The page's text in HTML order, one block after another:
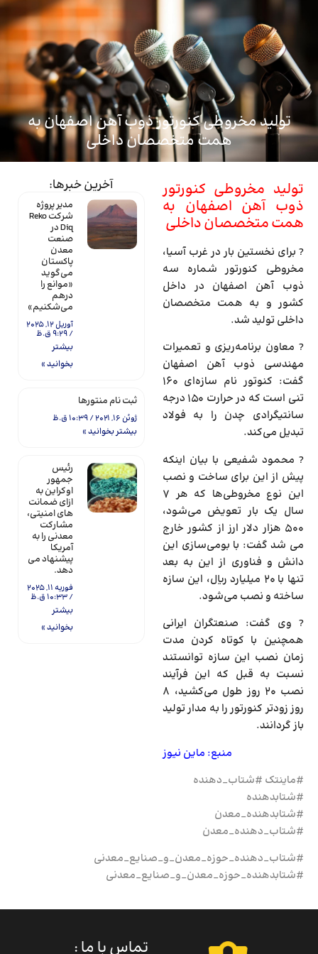
ماینتک
تولید مخروطی کنورتور ذوب آهن اصفهان به
همت متخصصان داخلی
آخرین خبرها:
مدیر پروژه
شرکت Reko
Diq در
صنعت
معدن
پاکستان
می‌گوید
«موانع را
درهم
می‌شکنیم»
آوریل 12, 2025
9:29 ق.ظ
بیشتر
بخوانید »
ثبت نام منتورها
ژوئن 16, 2021 10:39 ق.ظ
بیشتر بخوانید »
رئیس
جمهور
اوکراین به
ازای ضمانت
های امنیتی،
مشارکت
معدنی را به
آمریکا
پیشنهاد می
دهد.
فوریه 11, 2025
10:33 ق.ظ
بیشتر
بخوانید »
تولید مخروطی کنورتور
ذوب آهن اصفهان به
همت متخصصان داخلی
? برای نخستین بار در غرب آسیا،
مخروطی کنورتور شماره سه
ذوب آهن اصفهان در داخل
کشور و به همت متخصصان
داخلی تولید شد.
? معاون برنامه‌ریزی و تعمیرات
مهندسی ذوب آهن اصفهان
گفت: کنوتور نام سازه‌ای ۱۶۰
تنی است که در حرارت ۱۵۰ درجه
سانتیگرادی چدن را به فولاد
تبدیل می‌کند.
? محمود شفیعی با بیان اینکه
پیش از این برای ساخت و نصب
این نوع مخروطی‌ها که هر ۷
سال یک بار تعویض می‌شود،
۵۰۰ هزار دلار ارز از کشور خارج
می شد گفت: با بومی‌سازی این
دانش و فناوری از این به بعد
تنها با ۲۰ میلیارد ریال، این سازه
ساخته و نصب می‌شود.
? وی گفت: صنعتگران ایرانی
همچنین با کوتاه کردن مدت
زمان نصب این سازه توانستند
نسبت به قبل که این فرآیند
نصب ۲۰ روز طول می‌کشید، ۸
روز زودتر کنورتور را به مدار تولید
باز گردانند.
منبع: ماین نیوز
#ماینتک #شتاب_دهنده
#شتابدهنده
#شتابدهنده_معدن
#شتاب_دهنده_معدن
#شتاب_دهنده_حوزه_معدن_و_صنایع_معدنی
#شتابدهنده_حوزه_معدن_و_صنایع_معدنی
تماس با ما :